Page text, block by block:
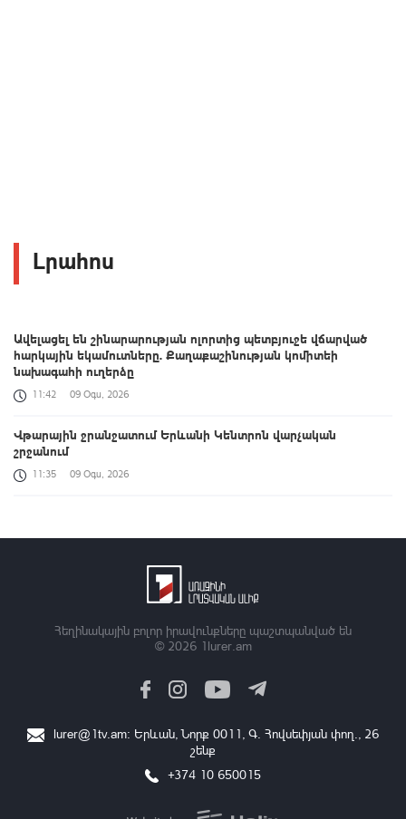
Լրահոս
Ավելացել են շինարարության ոլորտից պետբյուջե վճարված
հարկային եկամուտները. Քաղաքաշինության կոմիտեի
նախագահի ուղերձը
11:42 09 Օգս, 2026
Վթարային ջրանջատում Երևանի Կենտրոն վարչական
շրջանում
11:35 09 Օգս, 2026
վարչական շրջանում
Հանրապետությունում ավտոճանապարհներն անցանելի են
Արարատ գյուղի ամբուլատորիան հիմնանորոգվել և
Հեղինակային բոլոր իրավունքները պաշտպանված են
© 2026 1lurer.am
lurer@1tv.am։ Երևան, Նորք 0011, Գ․ Հովսեփյան փող., 26
շենք
+374 10 650015